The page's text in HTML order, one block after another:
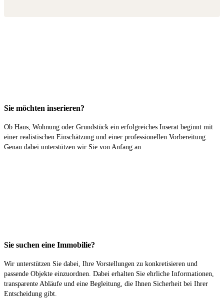
Sie möchten inserieren?
Ob Haus, Wohnung oder Grundstück ein erfolgreiches Inserat beginnt mit
einer realistischen Einschätzung und einer professionellen Vorbereitung.
Genau dabei unterstützen wir Sie von Anfang an.
Sie suchen eine Immobilie?
Wir unterstützen Sie dabei, Ihre Vorstellungen zu konkretisieren und
passende Objekte einzuordnen. Dabei erhalten Sie ehrliche Informationen,
transparente Abläufe und eine Begleitung, die Ihnen Sicherheit bei Ihrer
Entscheidung gibt.